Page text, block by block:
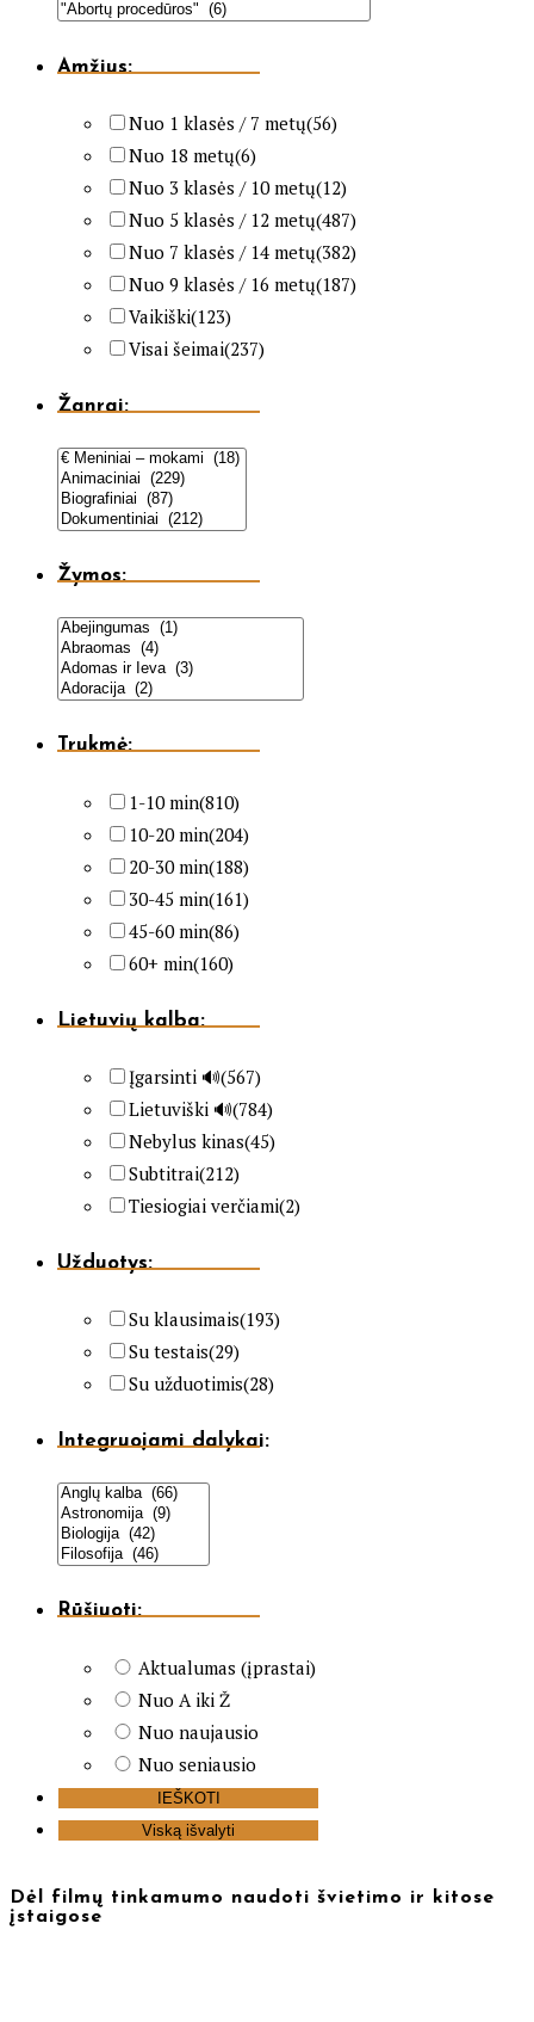
Amžius:
Nuo 1 klasės / 7 metų(56)
Nuo 18 metų(6)
Nuo 3 klasės / 10 metų(12)
Nuo 5 klasės / 12 metų(487)
Nuo 7 klasės / 14 metų(382)
Nuo 9 klasės / 16 metų(187)
Vaikiški(123)
Visai šeimai(237)
Žanrai:
Žymos:
Trukmė:
1-10 min(810)
10-20 min(204)
20-30 min(188)
30-45 min(161)
45-60 min(86)
60+ min(160)
Lietuvių kalba:
Įgarsinti 🔊(567)
Lietuviški 🔊(784)
Nebylus kinas(45)
Subtitrai(212)
Tiesiogiai verčiami(2)
Užduotys:
Su klausimais(193)
Su testais(29)
Su užduotimis(28)
Integruojami dalykai:
Rūšiuoti:
Aktualumas (įprastai)
Nuo A iki Ž
Nuo naujausio
Nuo seniausio
Dėl filmų tinkamumo naudoti švietimo ir kitose
įstaigose